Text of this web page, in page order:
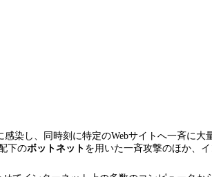
染し、同時刻に特定のWebサイトへ一斉に
下のボットネット を用いた一斉攻撃のほか、